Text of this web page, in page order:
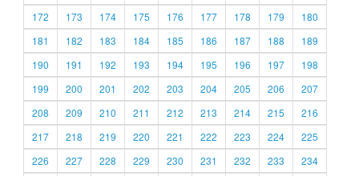
172
173 174 175 176 177 178 179
180
181
182 183 184 185 186 187 188
189
190
191 192 193 194 195 196 197
198
199
200 201 202 203 204 205 206
207
208
209 210 211 212 213 214 215
216
217
218 219 220 221 222 223 224
225
226
227 228 229 230 231 232 233
234